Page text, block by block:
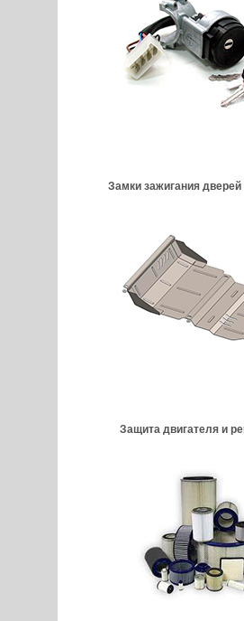
Замки зажигания дверей
Защита двигателя и